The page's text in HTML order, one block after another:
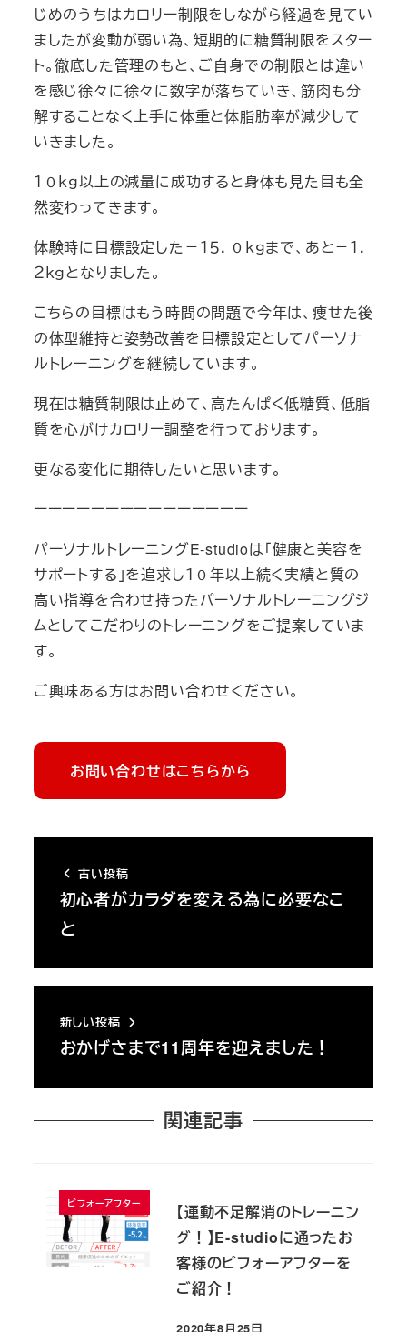
じめのうちはカロリー制限をしながら経過を見てい
ましたが変動が弱い為、短期的に糖質制限をスター
ト。徹底した管理のもと、ご自身での制限とは違い
を感じ徐々に徐々に数字が落ちていき、筋肉も分
解することなく上手に体重と体脂肪率が減少して
いきました。
１０ｋｇ以上の減量に成功すると身体も見た目も全
然変わってきます。
体験時に目標設定した－１５．０ｋｇまで、あと－１．
２ｋｇとなりました。
こちらの目標はもう時間の問題で今年は、痩せた後
の体型維持と姿勢改善を目標設定としてパーソナ
ルトレーニングを継続しています。
現在は糖質制限は止めて、高たんぱく低糖質、低脂
質を心がけカロリー調整を行っております。
更なる変化に期待したいと思います。
ーーーーーーーーーーーーーーー
パーソナルトレーニングE-studioは「健康と美容を
サポートする」を追求し１０年以上続く実績と質の
高い指導を合わせ持ったパーソナルトレーニングジ
ムとしてこだわりのトレーニングをご提案していま
す。
ご興味ある方はお問い合わせください。
お問い合わせはこちらから
古い投稿
初心者がカラダを変える為に必要なこ
と
新しい投稿
おかげさまで11周年を迎えました！
関連記事
ビフォーアフター
【運動不足解消のトレーニン
グ！】E-studioに通ったお
客様のビフォーアフターを
ご紹介！
2020年8月25日